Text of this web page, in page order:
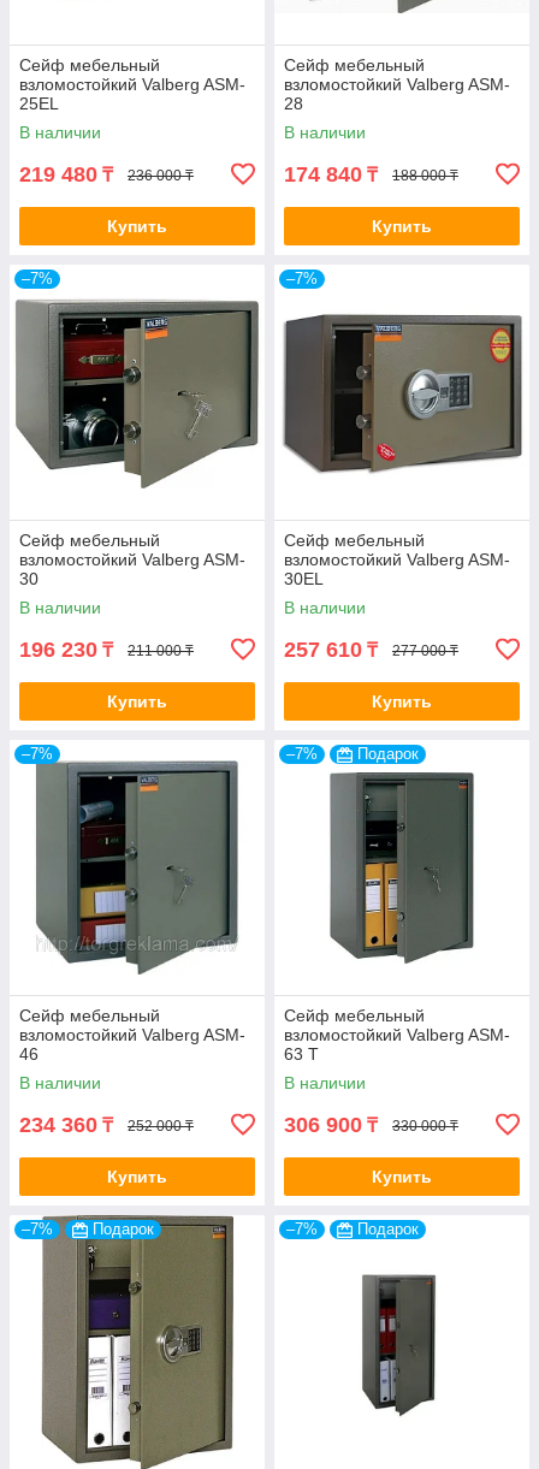
Сейф мебельный
взломостойкий Valberg ASM-
25EL
В наличии
219 480 ₸ 236 000 ₸
Купить
Сейф мебельный
взломостойкий Valberg ASM-
28
В наличии
174 840 ₸ 188 000 ₸
Купить
–7%
Сейф мебельный
взломостойкий Valberg ASM-
30
В наличии
196 230 ₸ 211 000 ₸
Купить
–7%
Сейф мебельный
взломостойкий Valberg ASM-
30EL
В наличии
257 610 ₸ 277 000 ₸
Купить
–7%
Сейф мебельный
взломостойкий Valberg ASM-
46
В наличии
234 360 ₸ 252 000 ₸
Купить
–7% Подарок
Сейф мебельный
взломостойкий Valberg ASM-
63 Т
В наличии
306 900 ₸ 330 000 ₸
Купить
–7% Подарок –7% Подарок